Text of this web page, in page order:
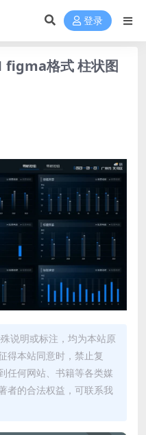
登录
figma格式 柱状图
说明或标注，均为本站原
得本站同意时，禁止复
任何网站、书籍等各类媒
者的合法权益，可联系我